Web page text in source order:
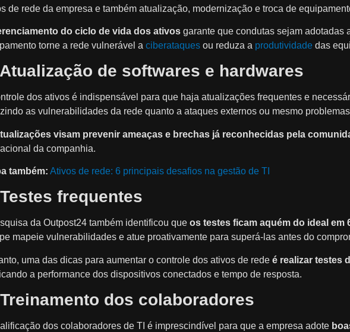
de rede da empresa e também atualização, modernização e troca de
do ciclo de vida dos ativos garante que condutas sejam adotadas
torne a rede vulnerável a ciberataques ou reduza a produtividade das
de softwares e hardwares
dos ativos é indispensável para que haja atualizações frequentes e
as vulnerabilidades da rede quanto a ataques externos ou mesmo
visam prevenir ameaças e brechas já reconhecidas pela
da companhia.
também: Ativos de rede: 6 principais desafios na gestão de TI
frequentes
da Outpost24 também identificou que os testes ficam aquém do ideal em
mapeie vulnerabilidades e atue proativamente para superá-las antes do
uma das dicas para aumentar o controle dos ativos de rede é realizar testes
a performance dos dispositivos conectados e tempo de resposta.
dos colaboradores
dos colaboradores de TI é imprescindível para que a empresa adote